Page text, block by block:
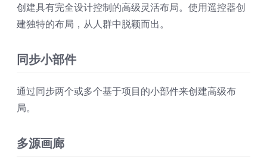
创建具有完全设计控制的高级灵活布局。使用遥控器创
建独特的布局，从人群中脱颖而出。
同步小部件
通过同步两个或多个基于项目的小部件来创建高级布
局。
多源画廊